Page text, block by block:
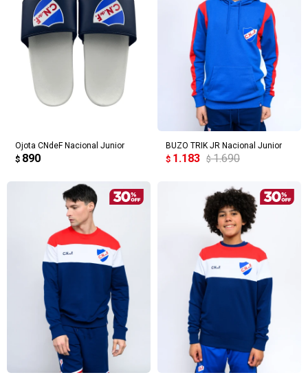
Ojota CNdeF Nacional Junior
$ 890
BUZO TRIK JR Nacional Junior
$ 1.183 $ 1.690